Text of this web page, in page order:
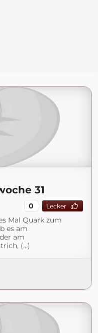
31
0 Lecker
Mal Quark zum
es am
am
(...)